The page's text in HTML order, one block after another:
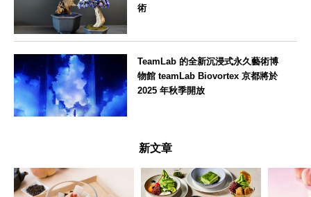
術
TeamLab 的全新沉浸式永久藝術博
物館 teamLab Biovortex 京都將於
2025 年秋季開放
新文章